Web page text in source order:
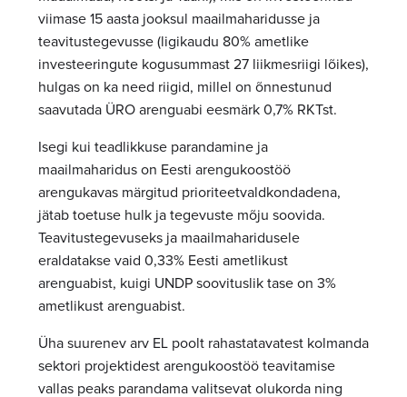
viimase 15 aasta jooksul maailmaharidusse ja
teavitustegevusse (ligikaudu 80% ametlike
investeeringute kogusummast 27 liikmesriigi lõikes),
hulgas on ka need riigid, millel on õnnestunud
saavutada ÜRO arenguabi eesmärk 0,7% RKTst.
Isegi kui teadlikkuse parandamine ja
maailmaharidus on Eesti arengukoostöö
arengukavas märgitud prioriteetvaldkondadena,
jätab toetuse hulk ja tegevuste mõju soovida.
Teavitustegevuseks ja maailmaharidusele
eraldatakse vaid 0,33% Eesti ametlikust
arenguabist, kuigi UNDP soovituslik tase on 3%
ametlikust arenguabist.
Üha suurenev arv EL poolt rahastatavatest kolmanda
sektori projektidest arengukoostöö teavitamise
vallas peaks parandama valitsevat olukorda ning